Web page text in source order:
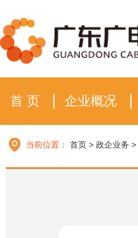
首 页 企业概况
当前位置： 首页 > 政企业务 >